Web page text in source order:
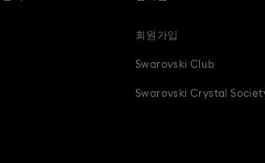
회원가입
Swarovski Club
Swarovski Crystal